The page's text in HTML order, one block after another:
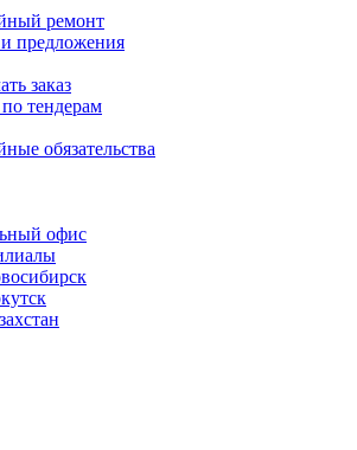
ремонт
предложения
заказ
тендерам
обязательства
офис